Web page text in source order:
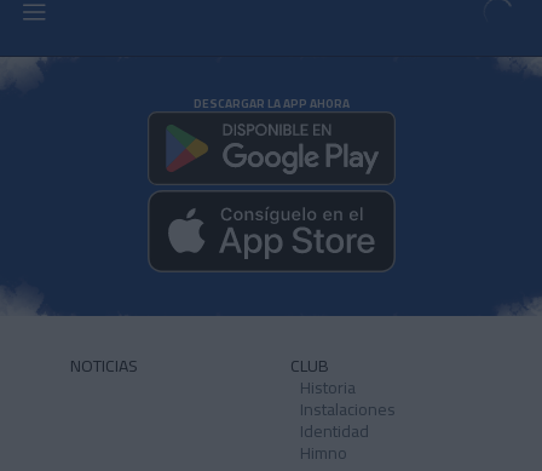
DESCARGAR LA APP AHORA
NOTICIAS CLUB
Historia
Instalaciones
Identidad
Himno